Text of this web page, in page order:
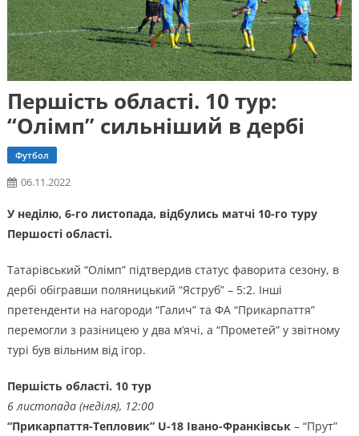
Першість області. 10 тур:
“Олімп” сильніший в дербі
Футбол
06.11.2022
У неділю, 6-го листопада, відбулись матчі 10-го туру
Першості області.
Татарівський “Олімп” підтвердив статус фаворита сезону, в
дербі обігравши поляницький “Яструб” – 5:2. Інші
претенденти на нагороди “Галич” та ФА “Прикарпаття”
перемогли з разіницею у два м’ячі, а “Прометей” у звітному
турі був вільним від ігор.
Першість області. 10 тур
6 листопада (неділя), 12:00
“Прикарпаття-Тепловик” U-18 Івано-Франківськ – “Прут”